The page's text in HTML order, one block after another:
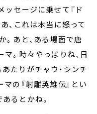
ッセージに乗せて『ド
、これは本当に怒って
。あと、ある場面で唐
。時々やっぱりね、日
たりがチャウ・シンチ
の『射雕英雄伝』とい
るとかね。